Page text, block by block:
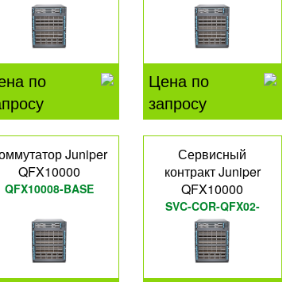
по
Цена по
запросу
Juniper
QFX10000
QFX10008-BASE
Сервисный
контракт Juniper
QFX10000
SVC-COR-QFX02-
60CP